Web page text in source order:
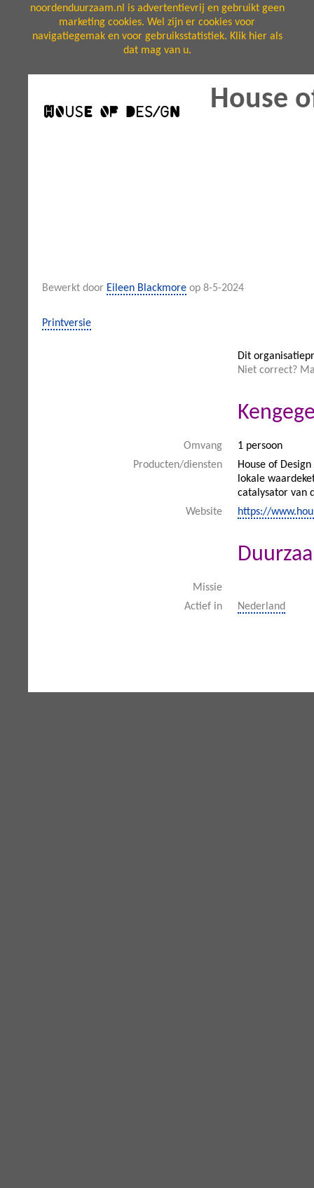
noordenduurzaam.nl is advertentievrij en gebruikt geen
marketing cookies. Wel zijn er cookies voor
navigatiegemak en voor gebruiksstatistiek. Klik hier als
dat mag van u.
House
Bewerkt door Eileen Blackmore op 8-5-2024
Printversie
Dit
Niet correct?
Omvang
1 persoon
Producten/diensten
House of
lokale
catalysator van
Website
https://
Missie
Actief in
Nederland